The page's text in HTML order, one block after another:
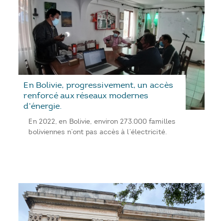
En Bolivie, progressivement, un accès
renforcé aux réseaux modernes
d’énergie.
En 2022, en Bolivie, environ 273.000 familles
boliviennes n’ont pas accès à l’électricité.